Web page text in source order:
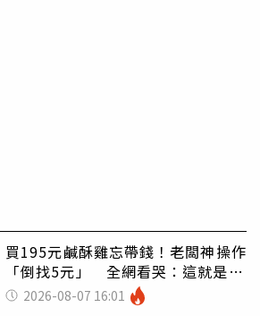
買195元鹹酥雞忘帶錢！老闆神操作
「倒找5元」 全網看哭：這就是台
灣 2026-08-07 16:01